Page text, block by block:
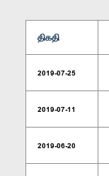
திகதி
2019-07-25
2019-07-11
2019-06-20